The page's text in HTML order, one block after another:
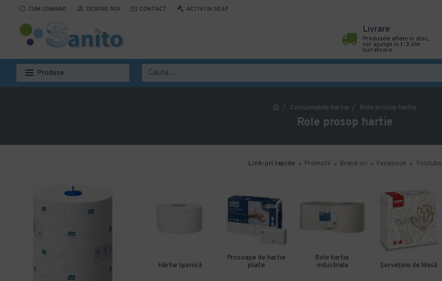
CUM COMAND DESPRE NOI CONTACT ACTIVI IN SEAP
Livrare
Produsele aflate in stoc,
vor ajunge in 1-3 zile
lucratoare
Produse
Consumabile hartie Role prosop hartie
Role prosop hartie
Link-uri rapide Promotii Brand-uri Facebook Youtube
Hârtie Igienică
Prosoape de hartie
pliate
Role hartie
industriala
Șervețele de Masă